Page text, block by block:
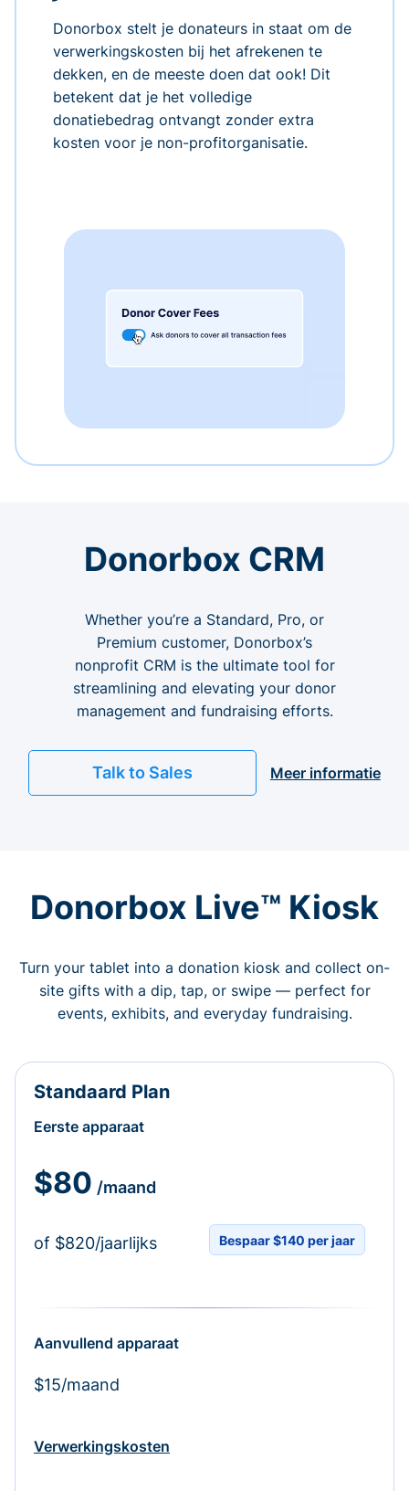
Donorbox stelt je donateurs in staat om de
verwerkingskosten bij het afrekenen te
dekken, en de meeste doen dat ook! Dit
betekent dat je het volledige
donatiebedrag ontvangt zonder extra
kosten voor je non-profitorganisatie.
Donorbox CRM
Whether you’re a Standard, Pro, or
Premium customer, Donorbox’s
nonprofit CRM is the ultimate tool for
streamlining and elevating your donor
management and fundraising efforts.
Talk to Sales Meer informatie
Donorbox Live™ Kiosk
Turn your tablet into a donation kiosk and collect on-
site gifts with a dip, tap, or swipe — perfect for
events, exhibits, and everyday fundraising.
Standaard Plan
Eerste apparaat
$80 /maand
of $820/jaarlijks Bespaar $140 per jaar
Aanvullend apparaat
$15/maand
Verwerkingskosten